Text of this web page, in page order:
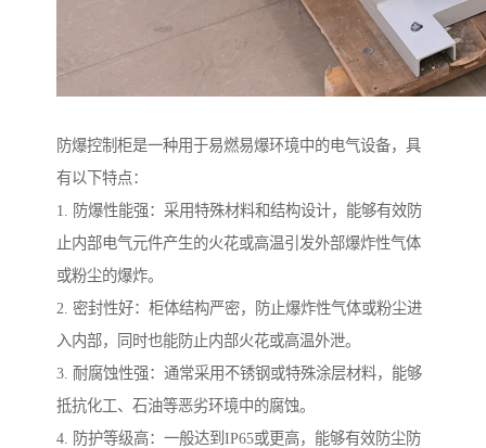
防爆控制柜是一种用于易燃易爆环境中的电气设备，具
有以下特点：
1. 防爆性能强：采用特殊材料和结构设计，能够有效防
止内部电气元件产生的火花或高温引发外部爆炸性气体
或粉尘的爆炸。
2. 密封性好：柜体结构严密，防止爆炸性气体或粉尘进
入内部，同时也能防止内部火花或高温外泄。
3. 耐腐蚀性强：通常采用不锈钢或特殊涂层材料，能够
抵抗化工、石油等恶劣环境中的腐蚀。
4. 防护等级高：一般达到IP65或更高，能够有效防尘防